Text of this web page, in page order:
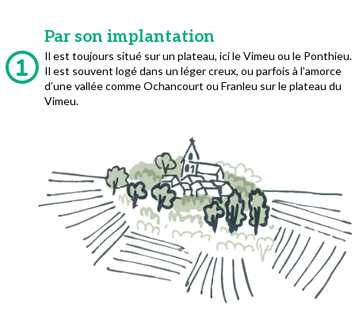
Par son implantation
Il est toujours situé sur un plateau, ici le Vimeu ou le Ponthieu.
Il est souvent logé dans un léger creux, ou parfois à l’amorce
d’une vallée comme Ochancourt ou Franleu sur le plateau du
Vimeu.